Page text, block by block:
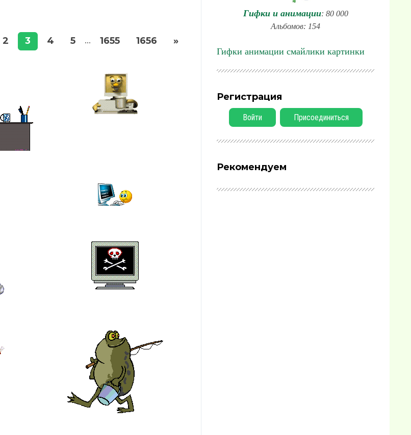
2 3 4 5 ... 1655 1656 »
Гифки и анимации: 80 000
Альбомов: 154
Гифки анимации смайлики картинки
Регистрация
Войти Присоединиться
Рекомендуем